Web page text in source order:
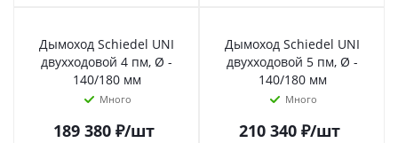
Дымоход Schiedel UNI
двухходовой 4 пм, Ø -
140/180 мм
Много
189 380₽/шт
Дымоход Schiedel UNI
двухходовой 5 пм, Ø -
140/180 мм
Много
210 340₽/шт